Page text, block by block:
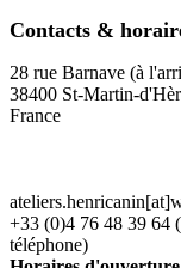
Contacts &
28 rue Barnave (à
38400 St-Martin-
France
+33 (0)4 76 48 39 64
téléphone)